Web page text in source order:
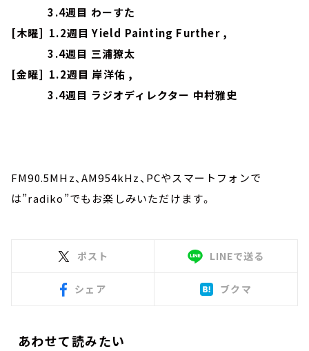
3.4週目 わーすた
[木曜] 1.2週目 Yield Painting Further ,
3.4週目 三浦獠太
[金曜] 1.2週目 岸洋佑 ,
3.4週目 ラジオディレクター 中村雅史
FM90.5MHz、AM954kHz、PCやスマートフォンで
は”radiko”でもお楽しみいただけます。
ポスト LINEで送る
シェア ブクマ
あわせて読みたい